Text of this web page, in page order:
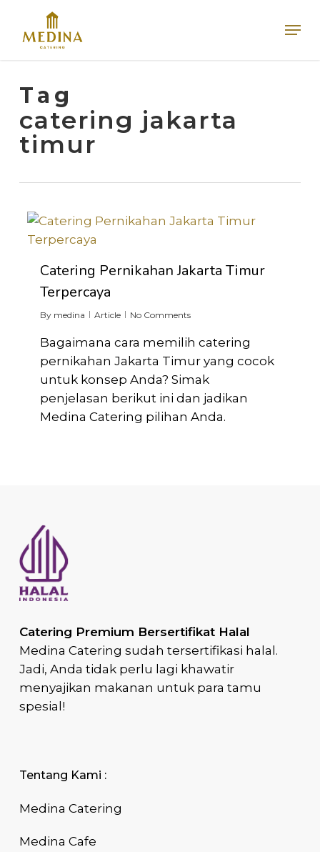
main
Tag
catering jakarta
timur
Catering Pernikahan Jakarta Timur
Terpercaya
By medina Article No Comments
Bagaimana cara memilih catering
pernikahan Jakarta Timur yang cocok
untuk konsep Anda? Simak
penjelasan berikut ini dan jadikan
Medina Catering pilihan Anda.
0
Catering Premium Bersertifikat Halal
Medina Catering sudah tersertifikasi halal.
Jadi, Anda tidak perlu lagi khawatir
menyajikan makanan untuk para tamu
spesial!
Tentang Kami :
Medina Catering
Medina Cafe